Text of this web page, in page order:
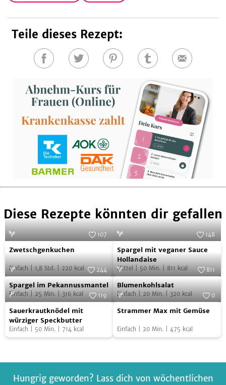
Teile dieses Rezept:
Auf
teilen
Auf
teilen
Auf
teilen
Auf
teilen
E-
Diese Rezepte könnten dir gefallen
Zwetschgenkuchen
107
Zwetschgenkuchen
Einfach 1,8 Std. 220 kcal
Spargel
mit
veganer
Sauce
Hollandaise
148
Spargel mit veganer Sauce
Hollandaise
Mittel 50 Min. 811 kcal
Spargel
im
Pekannussmantel
SevenCooks
244
Spargel im Pekannussmantel
Einfach 25 Min. 316 kcal
Blumenkohlsalat
811
Blumenkohlsalat
Einfach 20 Min. 320 kcal
Sauerkrautknödel
mit
würziger
Foto:SevenCooks
119
Sauerkrautknödel mit
würziger Speckbutter
Einfach 50 Min. 714 kcal
Strammer
mit
Foto: SevenCooks
0
Strammer Max mit Gemüse
Einfach 20 Min. 475 kcal
Hungrig geworden? Lass dich von wöchentlichen